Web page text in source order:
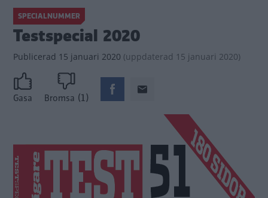
SPECIALNUMMER
Testspecial 2020
Publicerad 15 januari 2020 (uppdaterad 15 januari 2020)
Gasa Bromsa (1)